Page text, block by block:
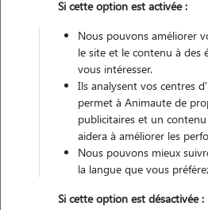
Véhiculé
L'envoi d'une demande est
Si cette option est activée :
Nous pouvons améliorer
le site et le contenu à des
vous intéresser.
Ils analysent vos centres
permet à Animaute de
publicitaires et un
aidera à améliorer les
Nous pouvons mieux
la langue que vous
Si cette option est désactivée :